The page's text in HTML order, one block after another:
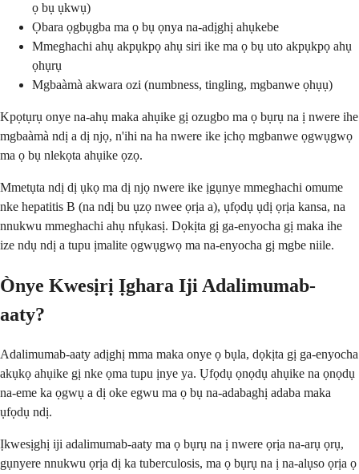
ọ bụ ụkwụ)
Ọbara ọgbụgba ma ọ bụ ọnya na-adịghị ahụkebe
Mmeghachi ahụ akpụkpọ ahụ siri ike ma ọ bụ uto akpụkpọ ahụ
ọhụrụ
Mgbaàmà akwara ozi (numbness, tingling, mgbanwe ọhụụ)
Kpọtụrụ onye na-ahụ maka ahụike gị ozugbo ma ọ bụrụ na ị nwere ihe
mgbaàmà ndị a dị njọ, n'ihi na ha nwere ike ịchọ mgbanwe ọgwụgwọ
ma ọ bụ nlekọta ahụike ọzọ.
Mmetụta ndị dị ụkọ ma dị njọ nwere ike ịgụnye mmeghachi omume
nke hepatitis B (na ndị bu ụzọ nwee ọrịa a), ụfọdụ ụdị ọrịa kansa, na
nnukwu mmeghachi ahụ nfụkasị. Dọkịta gị ga-enyocha gị maka ihe
ize ndụ ndị a tupu ịmalite ọgwụgwọ ma na-enyocha gị mgbe niile.
Ònye Kwesịrị Ịghara Iji Adalimumab-
aaty?
Adalimumab-aaty adịghị mma maka onye ọ bụla, dọkịta gị ga-enyocha
akụkọ ahụike gị nke ọma tupu ịnye ya. Ụfọdụ ọnọdụ ahụike na ọnọdụ
na-eme ka ọgwụ a dị oke egwu ma ọ bụ na-adabaghị adaba maka
ụfọdụ ndị.
Ịkwesịghị iji adalimumab-aaty ma ọ bụrụ na ị nwere ọrịa na-arụ ọrụ,
gụnyere nnukwu ọrịa dị ka tuberculosis, ma ọ bụrụ na ị na-alụso ọrịa ọ